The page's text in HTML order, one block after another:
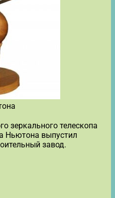
зеркального телескопа
Ньютона выпустил
завод.